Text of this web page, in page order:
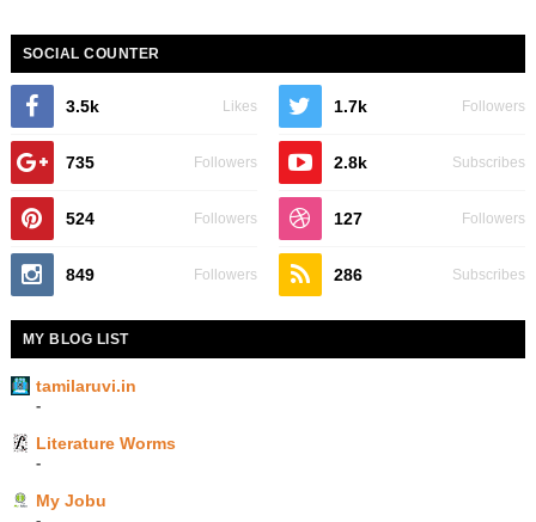
SOCIAL COUNTER
3.5k Likes 1.7k Followers
735 Followers 2.8k Subscribes
524 Followers 127 Followers
849 Followers 286 Subscribes
MY BLOG LIST
tamilaruvi.in
-
Literature Worms
-
My Jobu